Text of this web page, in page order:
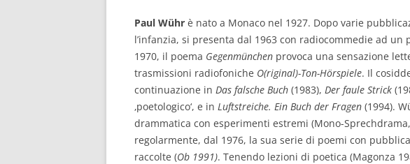
Paul Wühr è nato a Monaco nel 1927. Dopo varie
l’infanzia, si presenta dal 1963 con radiocommedie ad
1970, il poema Gegenmünchen provoca una sensazione
trasmissioni radiofoniche O(riginal)-Ton-Hörspiele. Il
continuazione in Das falsche Buch (1983), Der faule Strick
‚poetologico‘, e in Luftstreiche. Ein Buch der Fragen (1994).
drammatica con esperimenti estremi (Mono-
regolarmente, dal 1976, la sua serie di poemi con
raccolte (Ob 1991). Tenendo lezioni di poetica (Magonza